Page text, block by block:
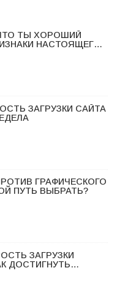
ТЫ ХОРОШИЙ
НАСТОЯЩЕГО
ЗАГРУЗКИ САЙТА
ГРАФИЧЕСКОГО
ПУТЬ ВЫБРАТЬ?
ЗАГРУЗКИ
ДОСТИГНУТЬ